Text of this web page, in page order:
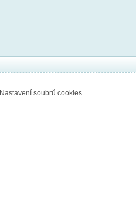
Nastavení soubrů cookies